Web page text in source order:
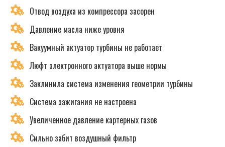
Отвод воздуха из компрессора засорен
Давление масла ниже уровня
Вакуумный актуатор турбины не работает
Люфт электронного актуатора выше нормы
Заклинила система изменения геометрии турбины
Система зажигания не настроена
Увеличенное давление картерных газов
Сильно забит воздушный фильтр